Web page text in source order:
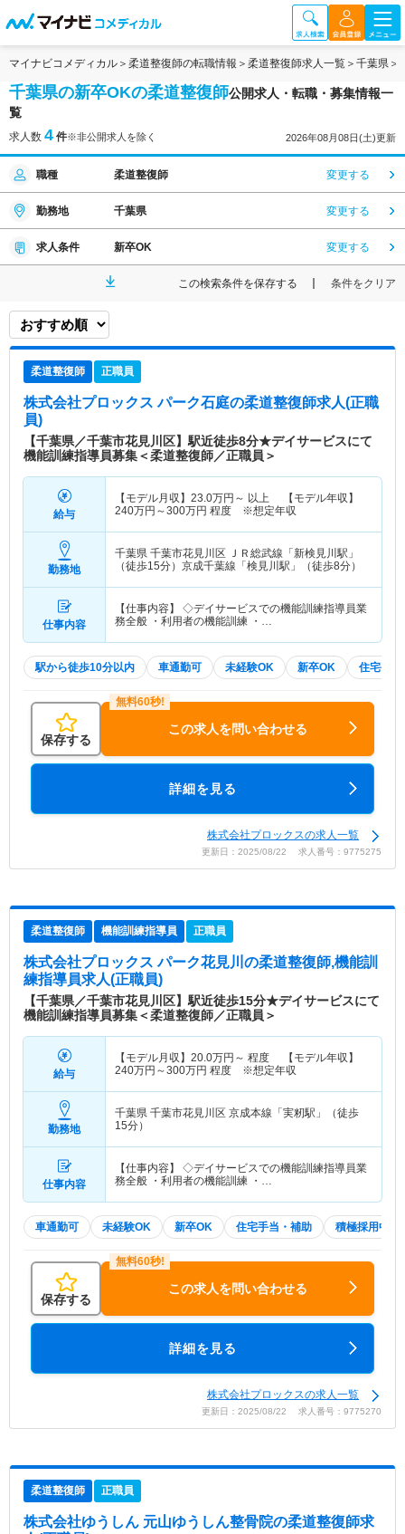
マイナビコメディカル 柔道整復師の転職情報 柔道整復師求人一覧 千葉県
千葉県の新卒OKの柔道整復師公開求人・転職・募集情報一
覧
求人数 4 件※非公開求人を除く 2026年08月08日(土)更新
職種 柔道整復師 変更する
勤務地 千葉県 変更する
求人条件 新卒OK 変更する
この検索条件を保存する 条件をクリア
柔道整復師 正職員
株式会社プロックス パーク石庭の柔道整復師求人(正職
員)
【千葉県／千葉市花見川区】駅近徒歩8分★デイサービスにて
機能訓練指導員募集＜柔道整復師／正職員＞
給与
【モデル月収】 23.0万円～ 以上 【モデル年収】
240万円～300万円 程度 ※想定年収
勤務地
千葉県 千葉市花見川区 ＪＲ総武線「新検見川駅」
（徒歩15分）京成千葉線「検見川駅」（徒歩8分）
仕事内容
【仕事内容】 ◇デイサービスでの機能訓練指導員業
務全般 ・利用者の機能訓練 ・…
駅から徒歩10分以内 車通勤可 未経験OK 新卒OK 住宅手当
保存する
この求人を問い合わせる
詳細を見る
株式会社プロックスの求人一覧
更新日：2025/08/22 求人番号：9775275
柔道整復師 機能訓練指導員 正職員
株式会社プロックス パーク花見川 の柔道整復師,機能訓
練指導員求人(正職員)
【千葉県／千葉市花見川区】駅近徒歩15分★デイサービスにて
機能訓練指導員募集＜柔道整復師／正職員＞
給与
【モデル月収】 20.0万円～ 程度 【モデル年収】
240万円～300万円 程度 ※想定年収
勤務地
千葉県 千葉市花見川区 京成本線「実籾駅」（徒歩
15分）
仕事内容
【仕事内容】 ◇デイサービスでの機能訓練指導員業
務全般 ・利用者の機能訓練 ・…
車通勤可 未経験OK 新卒OK 住宅手当・補助 積極採用中
保存する
この求人を問い合わせる
詳細を見る
株式会社プロックスの求人一覧
更新日：2025/08/22 求人番号：9775270
柔道整復師 正職員
株式会社ゆうしん 元山ゆうしん整骨院の柔道整復師求